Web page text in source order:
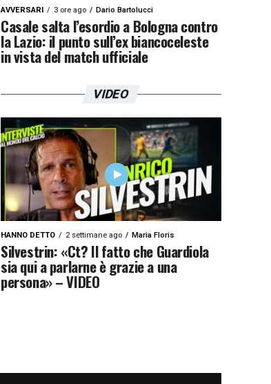
AVVERSARI 3 ore ago Dario Bartolucci
Casale salta l’esordio a Bologna contro
la Lazio: il punto sull’ex biancoceleste
in vista del match ufficiale
VIDEO
HANNO DETTO 2 settimane ago Maria Floris
Silvestrin: «Ct? Il fatto che Guardiola
sia qui a parlarne è grazie a una
persona» – VIDEO